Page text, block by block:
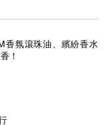
香氛滾珠油、繽紛香水
！